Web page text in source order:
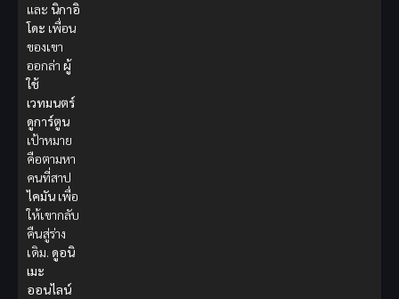
และ นิกาอิ
โดะ เพื่อน
ของเขา
ออกล่า ผู้
ใช้
เวทมนตร์
ดูการ์ตูน
เป้าหมาย
คือตามหา
คนที่สาป
ไคมัน เพื่อ
ให้เขากลับ
คืนสู่ร่าง
เดิม. ดูอนิ
เมะ
ออนไลน์